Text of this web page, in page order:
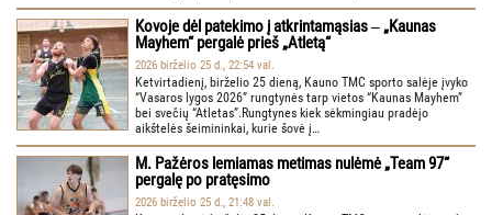
Kovoje dėl patekimo į atkrintamąsias ‒ „Kaunas
Mayhem“ pergalė prieš „Atletą“
2026 birželio 25 d., 22:54 val.
Ketvirtadienį, birželio 25 dieną, Kauno TMC sporto salėje įvyko
“Vasaros lygos 2026” rungtynės tarp vietos “Kaunas Mayhem”
bei svečių “Atletas”.Rungtynes kiek sėkmingiau pradėjo
aikštelės šeimininkai, kurie šovė į…
M. Pažėros lemiamas metimas nulėmė „Team 97“
pergalę po pratęsimo
2026 birželio 25 d., 21:48 val.